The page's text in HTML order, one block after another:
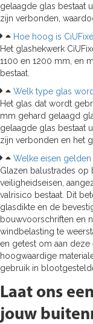
gelaagde glas bestaat
zijn verbonden,
Hoe hoog is
Het glashekwerk
1100 en 1200 mm, en
bestaat.
Welk type glas
Het glas dat wordt
mm gehard gelaagd
gelaagde glas bestaat
zijn verbonden en het
Welke eisen
Glazen balustrades op
veiligheidseisen,
valrisico bestaat. Dit
glasdikte en de
bouwvoorschriften en
windbelasting te
en getest om aan
hoogwaardige
gebruik in
Laat ons
jouw